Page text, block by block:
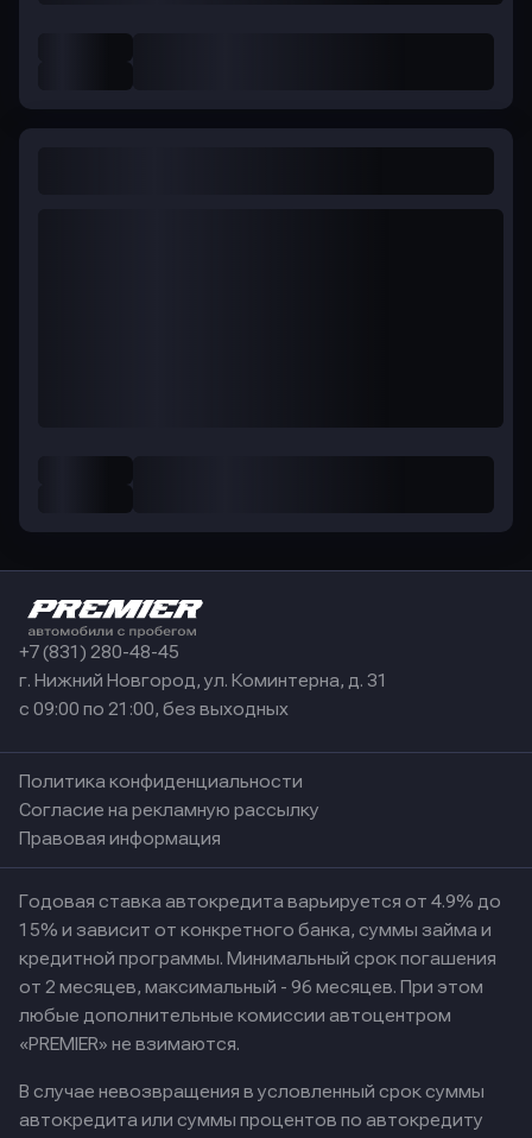
+7 (831) 280-48-45
г. Нижний Новгород, ул. Коминтерна, д. 31
с 09:00 по 21:00, без выходных
Политика конфиденциальности
Согласие на рекламную рассылку
Правовая информация
Годовая ставка автокредита варьируется от 4.9% до
15% и зависит от конкретного банка, суммы займа и
кредитной программы. Минимальный срок погашения
от 2 месяцев, максимальный - 96 месяцев. При этом
любые дополнительные комиссии автоцентром
«PREMIER» не взимаются.
В случае невозвращения в условленный срок суммы
автокредита или суммы процентов по автокредиту